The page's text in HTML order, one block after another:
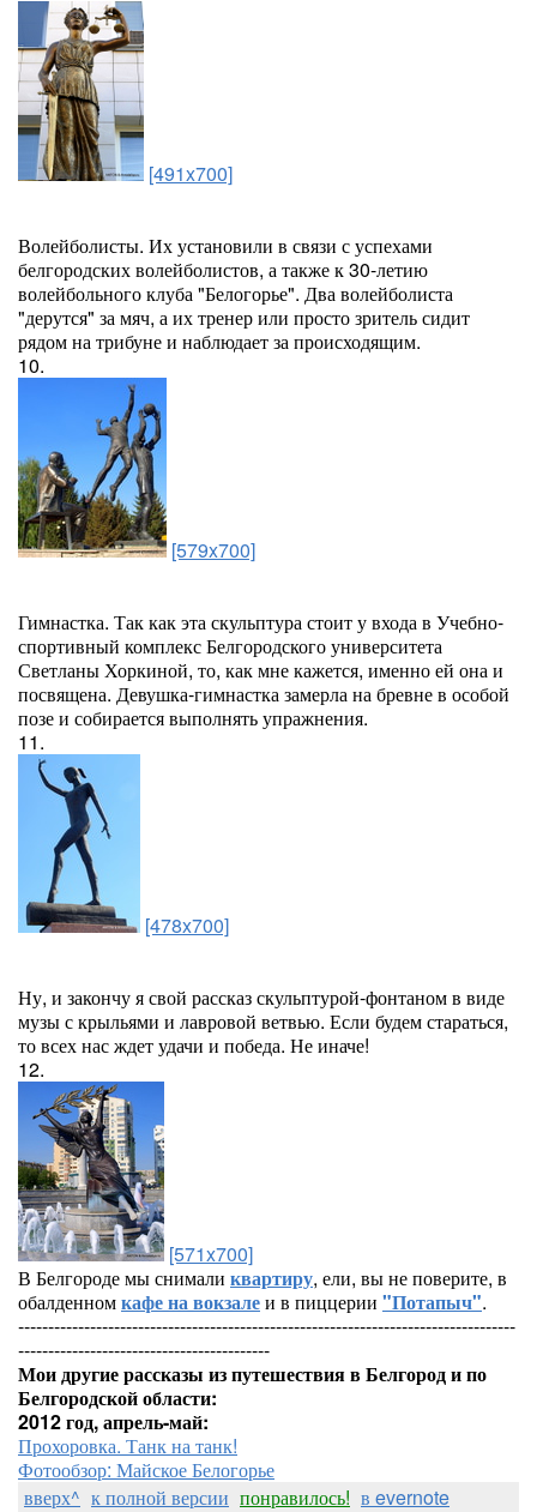
[491x700]
Волейболисты. Их установили в связи с успехами
белгородских волейболистов, а также к 30-летию
волейбольного клуба "Белогорье". Два волейболиста
"дерутся" за мяч, а их тренер или просто зритель сидит
рядом на трибуне и наблюдает за происходящим.
10.
[579x700]
Гимнастка. Так как эта скульптура стоит у входа в Учебно-
спортивный комплекс Белгородского университета
Светланы Хоркиной, то, как мне кажется, именно ей она и
посвящена. Девушка-гимнастка замерла на бревне в особой
позе и собирается выполнять упражнения.
11.
[478x700]
Ну, и закончу я свой рассказ скульптурой-фонтаном в виде
музы с крыльями и лавровой ветвью. Если будем стараться,
то всех нас ждет удачи и победа. Не иначе!
12.
[571x700]
В Белгороде мы снимали квартиру, ели, вы не поверите, в
обалденномкафе на вокзалеи в пиццерии "Потапыч".
-----------------------------------------------------------------------------------
------------------------------------------
Мои другие рассказы из путешествия в Белгород и по
Белгородской области:
2012 год, апрель-май:
Прохоровка. Танк на танк!
Фотообзор: Майское Белогорье
вверх^ к полной версии понравилось! в evernote